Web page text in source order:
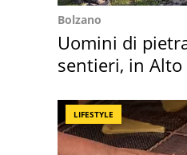
Bolzano
Uomini di
sentieri, in Alto
LIFESTYLE